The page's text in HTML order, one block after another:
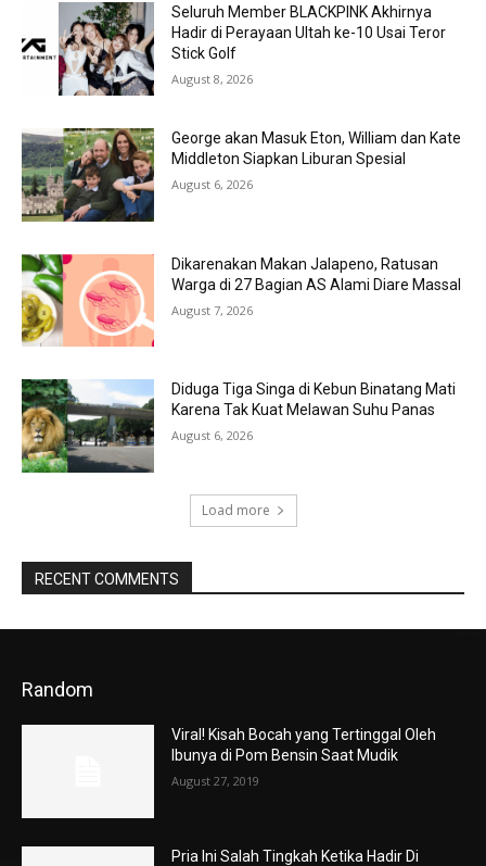
Seluruh Member BLACKPINK Akhirnya
Hadir di Perayaan Ultah ke-10 Usai Teror
Stick Golf
August 8, 2026
George akan Masuk Eton, William dan Kate
Middleton Siapkan Liburan Spesial
August 6, 2026
Dikarenakan Makan Jalapeno, Ratusan
Warga di 27 Bagian AS Alami Diare Massal
August 7, 2026
Diduga Tiga Singa di Kebun Binatang Mati
Karena Tak Kuat Melawan Suhu Panas
August 6, 2026
Load more
RECENT COMMENTS
Random
Viral! Kisah Bocah yang Tertinggal Oleh
Ibunya di Pom Bensin Saat Mudik
August 27, 2019
Pria Ini Salah Tingkah Ketika Hadir Di